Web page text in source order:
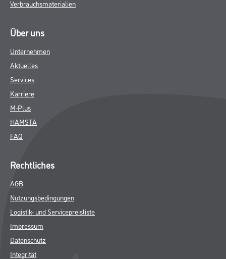
Verbrauchsmaterialien
Über uns
Unternehmen
Aktuelles
Services
Karriere
M-Plus
HAMSTA
FAQ
Rechtliches
AGB
Nutzungsbedingungen
Logistik- und Servicepreisliste
Impressum
Datenschutz
Integrität